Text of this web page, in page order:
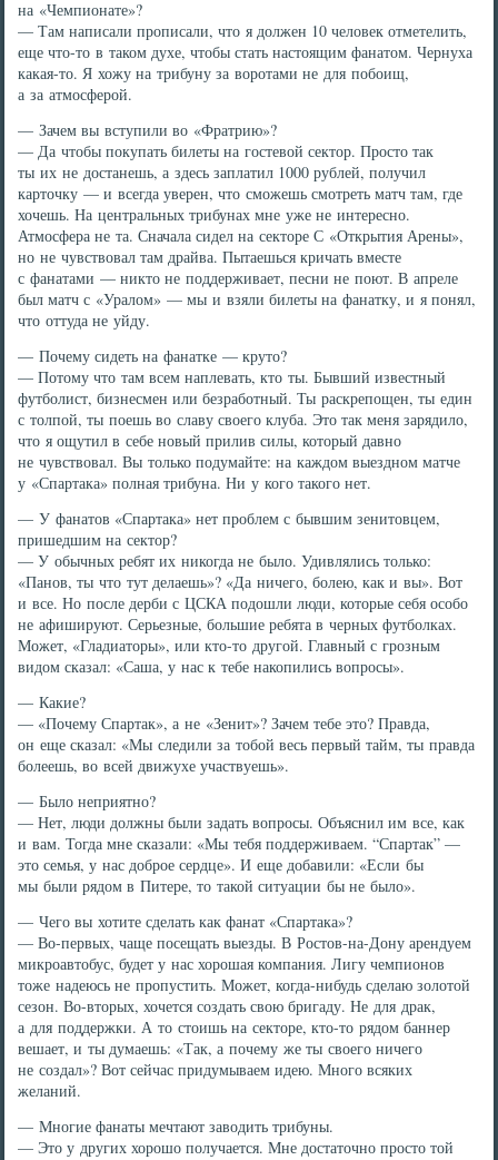
на «Чемпионате»?
— Там написали прописали, что я должен 10 человек отметелить,
еще что-то в таком духе, чтобы стать настоящим фанатом. Чернуха
какая-то. Я хожу на трибуну за воротами не для побоищ,
а за атмосферой.
— Зачем вы вступили во «Фратрию»?
— Да чтобы покупать билеты на гостевой сектор. Просто так
ты их не достанешь, а здесь заплатил 1000 рублей, получил
карточку — и всегда уверен, что сможешь смотреть матч там, где
хочешь. На центральных трибунах мне уже не интересно.
Атмосфера не та. Сначала сидел на секторе С «Открытия Арены»,
но не чувствовал там драйва. Пытаешься кричать вместе
с фанатами — никто не поддерживает, песни не поют. В апреле
был матч с «Уралом» — мы и взяли билеты на фанатку, и я понял,
что оттуда не уйду.
— Почему сидеть на фанатке — круто?
— Потому что там всем наплевать, кто ты. Бывший известный
футболист, бизнесмен или безработный. Ты раскрепощен, ты един
с толпой, ты поешь во славу своего клуба. Это так меня зарядило,
что я ощутил в себе новый прилив силы, который давно
не чувствовал. Вы только подумайте: на каждом выездном матче
у «Спартака» полная трибуна. Ни у кого такого нет.
— У фанатов «Спартака» нет проблем с бывшим зенитовцем,
пришедшим на сектор?
— У обычных ребят их никогда не было. Удивлялись только:
«Панов, ты что тут делаешь»? «Да ничего, болею, как и вы». Вот
и все. Но после дерби с ЦСКА подошли люди, которые себя особо
не афишируют. Серьезные, большие ребята в черных футболках.
Может, «Гладиаторы», или кто-то другой. Главный с грозным
видом сказал: «Саша, у нас к тебе накопились вопросы».
— Какие?
— «Почему Спартак», а не «Зенит»? Зачем тебе это? Правда,
он еще сказал: «Мы следили за тобой весь первый тайм, ты правда
болеешь, во всей движухе участвуешь».
— Было неприятно?
— Нет, люди должны были задать вопросы. Объяснил им все, как
и вам. Тогда мне сказали: «Мы тебя поддерживаем. “Спартак” —
это семья, у нас доброе сердце». И еще добавили: «Если бы
мы были рядом в Питере, то такой ситуации бы не было».
— Чего вы хотите сделать как фанат «Спартака»?
— Во-первых, чаще посещать выезды. В Ростов-на-Дону арендуем
микроавтобус, будет у нас хорошая компания. Лигу чемпионов
тоже надеюсь не пропустить. Может, когда-нибудь сделаю золотой
сезон. Во-вторых, хочется создать свою бригаду. Не для драк,
а для поддержки. А то стоишь на секторе, кто-то рядом баннер
вешает, и ты думаешь: «Так, а почему же ты своего ничего
не создал»? Вот сейчас придумываем идею. Много всяких
желаний.
— Многие фанаты мечтают заводить трибуны.
— Это у других хорошо получается. Мне достаточно просто той